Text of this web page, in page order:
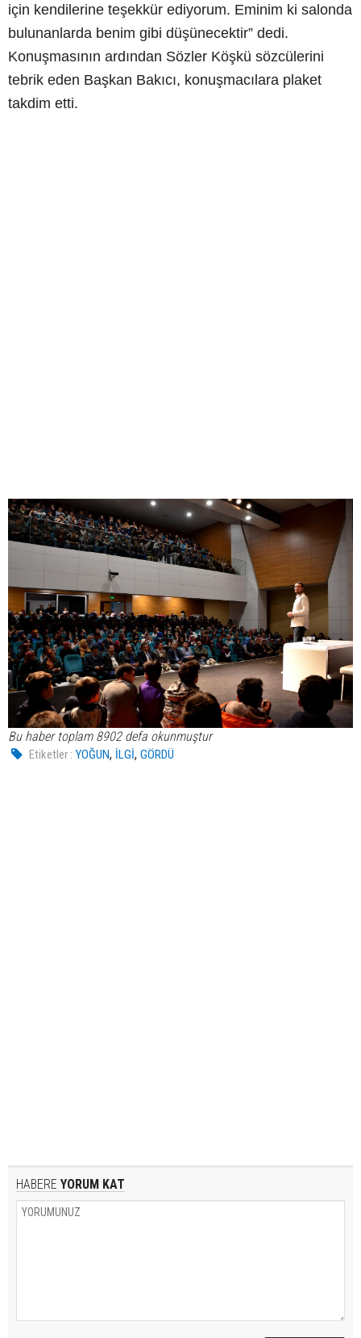
için kendilerine teşekkür ediyorum. Eminim ki salonda
bulunanlarda benim gibi düşünecektir” dedi.
Konuşmasının ardından Sözler Köşkü sözcülerini
tebrik eden Başkan Bakıcı, konuşmacılara plaket
takdim etti.
Bu haber toplam 8902 defa okunmuştur
Etiketler : YOĞUN, İLGİ,GÖRDÜ
HABERE YORUM KAT